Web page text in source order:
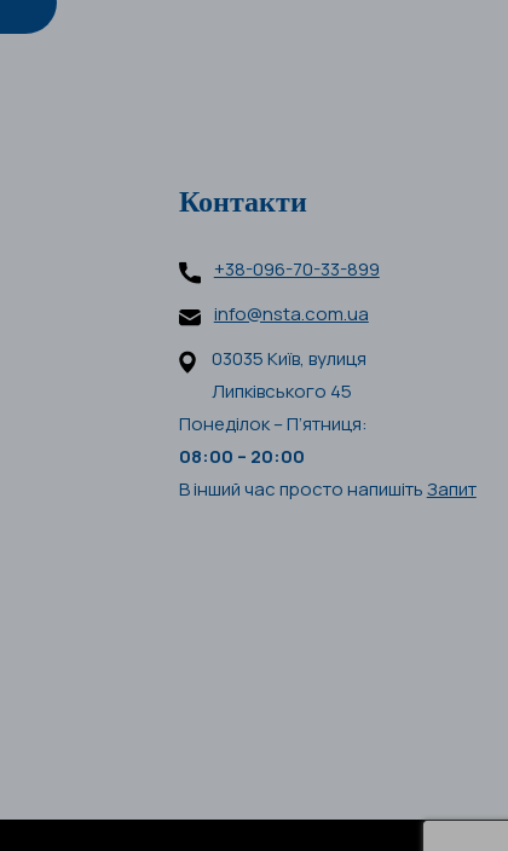
Контакти
+38-096-70-33-899
info@nsta.com.ua
03035 Київ, вулиця
Липківського 45
Понеділок – П’ятниця:
08:00 – 20:00
В інший час просто напишітьЗапит